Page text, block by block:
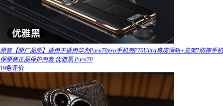
原装【原厂品质】适用于适用华为Pura70pro手机壳P70Ultra真皮滑轨+支架7防摔手机
保原装正品保护壳套 优雅黑 Pura70
19条评价